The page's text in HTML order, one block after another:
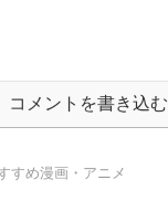
コメントを書き込む
すめ漫画・アニメ